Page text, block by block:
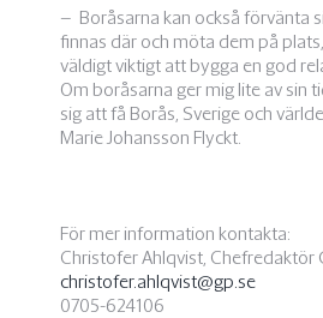
– Boråsarna kan också förvänta
finnas där och möta dem på
väldigt viktigt att bygga en god
Om boråsarna ger mig lite av sin
sig att få Borås, Sverige och
Marie Johansson Flyckt.
För mer information kontakta:
Christofer Ahlqvist, Chefredaktör
christofer.ahlqvist@gp.se
0705-624106